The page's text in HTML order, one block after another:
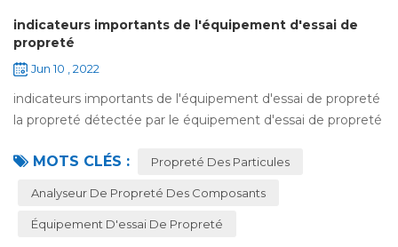
indicateurs importants de l'équipement d'essai de
propreté
Jun 10 , 2022
indicateurs importants de l'équipement d'essai de propreté
la propreté détectée par le équipement d'essai de propreté
industries qui exig...
MOTS CLÉS : Propreté Des Particules
Analyseur De Propreté Des Composants
Équipement D'essai De Propreté